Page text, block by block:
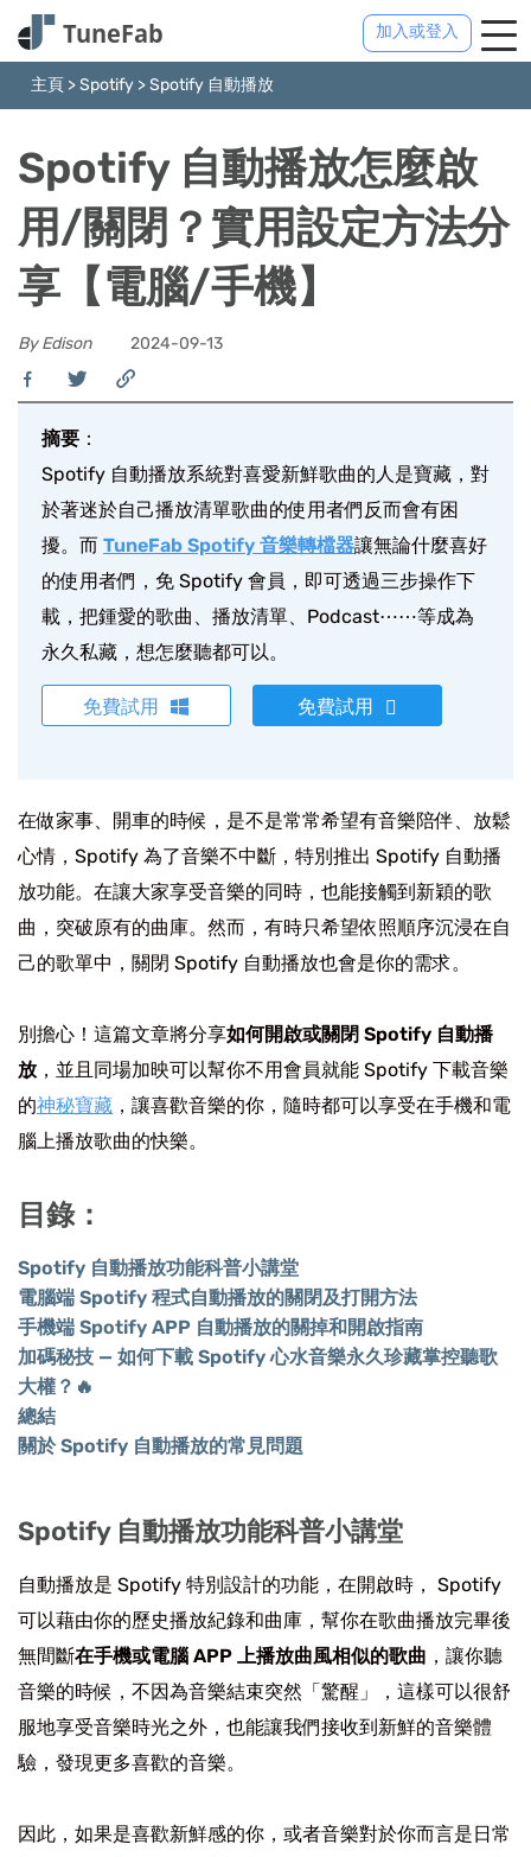
加入或登入
主頁 >Spotify >Spotify 自動播放
Spotify 自動播放怎麼啟
用/關閉？實用設定方法分
享【電腦/手機】
By Edison 2024-09-13
摘要 ：
Spotify 自動播放系統對喜愛新鮮歌曲的人是寶藏，對
於著迷於自己播放清單歌曲的使用者們反而會有困
擾。而 TuneFab Spotify 音樂轉檔器讓無論什麼喜好
的使用者們，免 Spotify 會員，即可透過三步操作下
載，把鍾愛的歌曲、播放清單、Podcast⋯⋯等成為
永久私藏，想怎麼聽都可以。
免費試用 免費試用
在做家事、開車的時候，是不是常常希望有音樂陪伴、放鬆
心情，Spotify 為了音樂不中斷，特別推出 Spotify 自動播
放功能。在讓大家享受音樂的同時，也能接觸到新穎的歌
曲，突破原有的曲庫。然而，有時只希望依照順序沉浸在自
己的歌單中，關閉 Spotify 自動播放也會是你的需求。
別擔心！這篇文章將分享如何開啟或關閉 Spotify 自動播
放 ，並且同場加映可以幫你不用會員就能 Spotify 下載音樂
的神秘寶藏 ，讓喜歡音樂的你，隨時都可以享受在手機和電
腦上播放歌曲的快樂。
目錄：
Spotify 自動播放功能科普小講堂
電腦端 Spotify 程式自動播放的關閉及打開方法
手機端 Spotify APP 自動播放的關掉和開啟指南
加碼秘技 — 如何下載 Spotify 心水音樂永久珍藏掌控聽歌
大權？🔥
總結
關於 Spotify 自動播放的常見問題
Spotify 自動播放功能科普小講堂
自動播放是 Spotify 特別設計的功能，在開啟時， Spotify
可以藉由你的歷史播放紀錄和曲庫，幫你在歌曲播放完畢後
無間斷在手機或電腦 APP 上播放曲風相似的歌曲 ，讓你聽
音樂的時候，不因為音樂結束突然「驚醒」，這樣可以很舒
服地享受音樂時光之外，也能讓我們接收到新鮮的音樂體
驗，發現更多喜歡的音樂。
因此，如果是喜歡新鮮感的你，或者音樂對於你而言是日常